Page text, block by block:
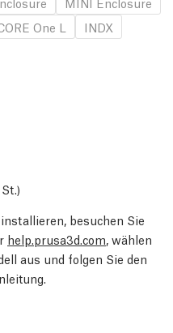
One L INDX
St.)
besuchen Sie
help.prusa3d.com, wählen
aus und folgen Sie den